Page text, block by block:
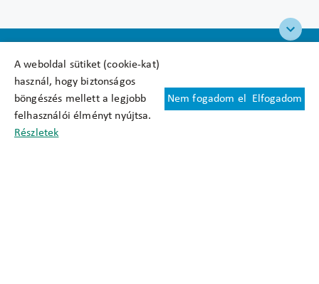
A weboldal sütiket (cookie-kat)
használ, hogy biztonságos
böngészés mellett a legjobb
felhasználói élményt nyújtsa.
Részletek
Nem fogadom el Elfogadom
Felhasználási feltételek